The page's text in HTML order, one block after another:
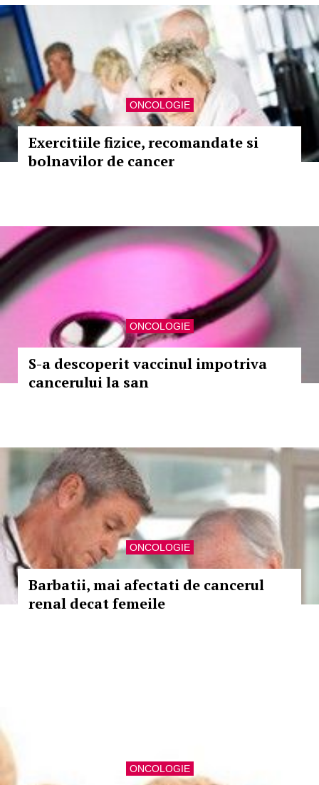
ONCOLOGIE
Exercitiile fizice, recomandate si
bolnavilor de cancer
ONCOLOGIE
S-a descoperit vaccinul impotriva
cancerului la san
ONCOLOGIE
Barbatii, mai afectati de cancerul
renal decat femeile
ONCOLOGIE